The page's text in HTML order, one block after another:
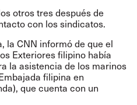
otros tres después de
con los sindicatos.
la CNN informóde que el
Exteriores filipino había
la asistencia de los marinos
filipina en
que cuenta con un